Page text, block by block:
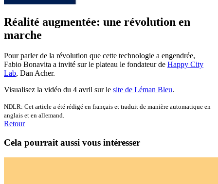
Réalité augmentée: une révolution en
marche
Pour parler de la révolution que cette technologie a engendrée,
Fabio Bonavita a invité sur le plateau le fondateur de Happy City
Lab, Dan Acher.
Visualisez la vidéo du 4 avril sur le site de Léman Bleu.
NDLR: Cet article a été rédigé en français et traduit de manière automatique en
anglais et en allemand.
Retour
Cela pourrait aussi vous intéresser